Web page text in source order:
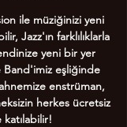
ile müziğinizi yeni
Jazz'ın farklılıklarla
yeni bir yer
Band'imiz eşliğinde
enstrüman,
herkes ücretsiz